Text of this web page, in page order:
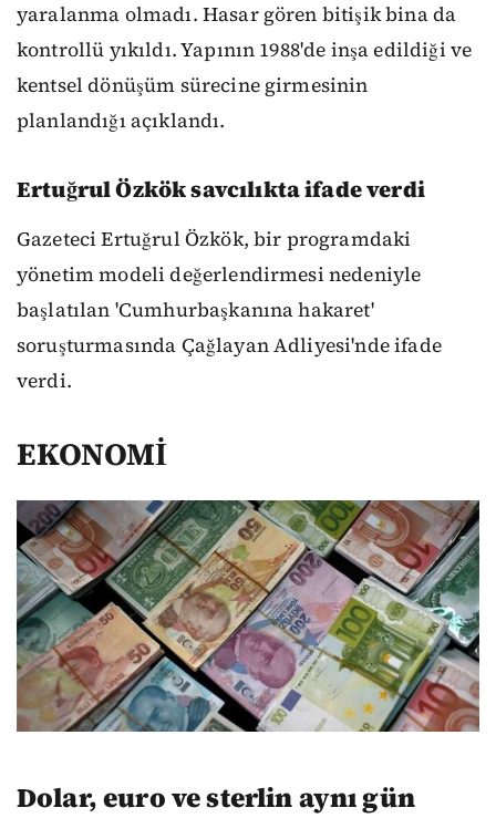
yaralanma olmadı. Hasar gören bitişik bina da
kontrollü yıkıldı. Yapının 1988'de inşa edildiği ve
kentsel dönüşüm sürecine girmesinin
planlandığı açıklandı.
Ertuğrul Özkök savcılıkta ifade verdi
Gazeteci Ertuğrul Özkök, bir programdaki
yönetim modeli değerlendirmesi nedeniyle
başlatılan 'Cumhurbaşkanına hakaret'
soruşturmasında Çağlayan Adliyesi'nde ifade
verdi.
EKONOMİ
Dolar, euro ve sterlin aynı gün